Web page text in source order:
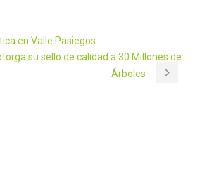
en Valle Pasiegos
su sello de calidad a 30 Millones de
Árboles